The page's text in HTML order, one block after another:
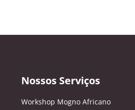
Nossos Serviços
Workshop Mogno Africano